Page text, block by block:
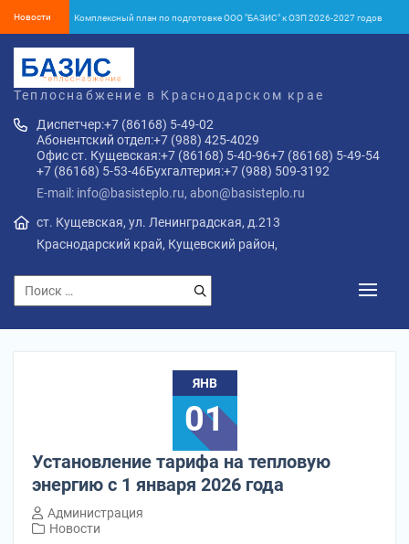
Новости Комплексный план по подготовке ООО "БАЗИС" к ОЗП 2026-2027 годов
01.01.2026 г.
ПУБЛИЧНАЯ ОФЕРТА o заключении договора теплоснабжения жилого
помещения в многоквартирном доме и (или) помещений входящих в
состав общего имущества многоквартирного дома с «01» января 2026
года
Комплексный план по подготовке ООО "БАЗИС" к ОЗП 2026-2027 годов
Теплоснабжение в Краснодарском крае
Диспетчер:+7 (86168) 5-49-02
Абонентский отдел:+7 (988) 425-4029
Офис ст. Кущевская:+7 (86168) 5-40-96+7 (86168) 5-49-54
+7 (86168) 5-53-46Бухгалтерия:+7 (988) 509-3192
E-mail: info@basisteplo.ru, abon@basisteplo.ru
ст. Кущевская, ул. Ленинградская, д.213
Краснодарский край, Кущевский район,
ЯНВ
01
Установление тарифа на тепловую
энергию с 1 января 2026 года
Администрация
Новости